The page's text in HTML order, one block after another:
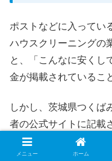
ポストなどに入ってい
ハウスクリーニングの
と、「こんなに安くし
金が掲載されているこ
しかし、茨城県つくば
者の公式サイトに記載
れていることがほとん
メニュー ホーム